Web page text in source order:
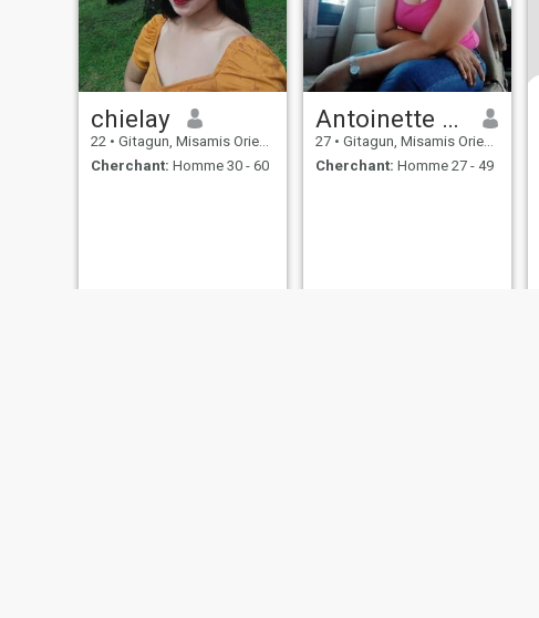
chielay
22 • Gitagun, Misamis Oriental, Philippines
Cherchant: Homme 30 - 60
Antoinette Jay
27 • Gitagun, Misamis Oriental, Philippines
Cherchant: Homme 27 - 49